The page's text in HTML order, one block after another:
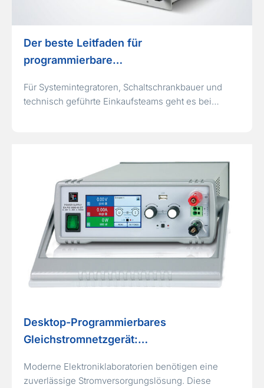
Der beste Leitfaden für
programmierbare…
Für Systemintegratoren, Schaltschrankbauer und
technisch geführte Einkaufsteams geht es bei…
Desktop-Programmierbares
Gleichstromnetzgerät:…
Moderne Elektroniklaboratorien benötigen eine
zuverlässige Stromversorgungslösung. Diese